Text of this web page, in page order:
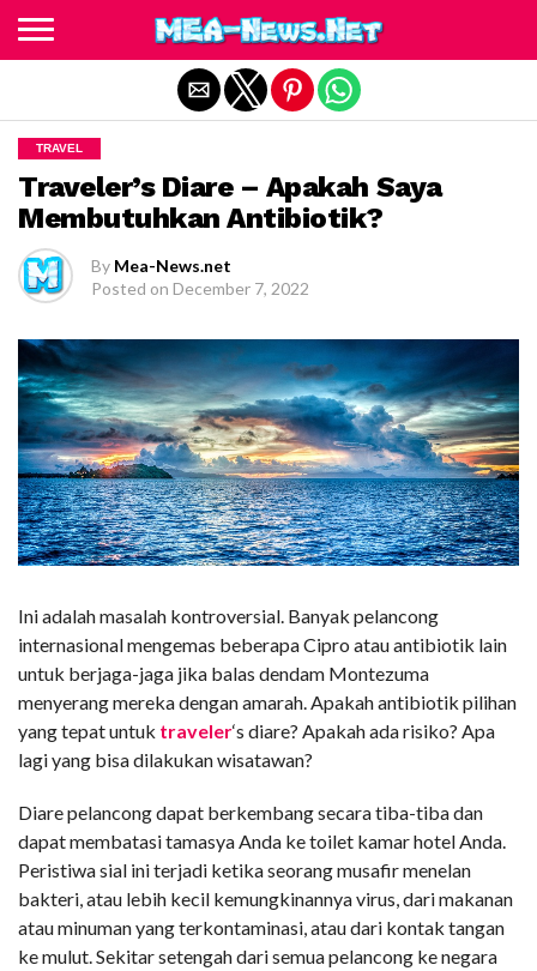
TRAVEL
Traveler’s Diare – Apakah Saya
Membutuhkan Antibiotik?
By Mea-News.net
Posted on December 7, 2022
Ini adalah masalah kontroversial. Banyak pelancong
internasional mengemas beberapa Cipro atau antibiotik lain
untuk berjaga-jaga jika balas dendam Montezuma
menyerang mereka dengan amarah. Apakah antibiotik pilihan
yang tepat untuk traveler‘s diare? Apakah ada risiko? Apa
lagi yang bisa dilakukan wisatawan?
Diare pelancong dapat berkembang secara tiba-tiba dan
dapat membatasi tamasya Anda ke toilet kamar hotel Anda.
Peristiwa sial ini terjadi ketika seorang musafir menelan
bakteri, atau lebih kecil kemungkinannya virus, dari makanan
atau minuman yang terkontaminasi, atau dari kontak tangan
ke mulut. Sekitar setengah dari semua pelancong ke negara
Exit mobile version